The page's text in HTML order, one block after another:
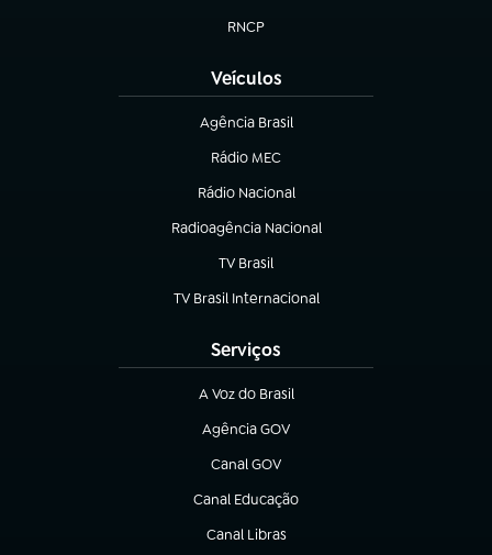
RNCP
(abre em nova aba)
Veículos
Agência Brasil
(abre em nova aba)
Rádio MEC
(abre em nova aba)
Rádio Nacional
Radioagência Nacional
(abre em nova aba)
TV Brasil
(abre em nova aba)
TV Brasil Internacional
(abre em nova aba)
Serviços
A Voz do Brasil
(abre em nova aba)
Agência GOV
(abre em nova aba)
Canal GOV
(abre em nova aba)
Canal Educação
(abre em nova aba)
Canal Libras
(abre em nova aba)